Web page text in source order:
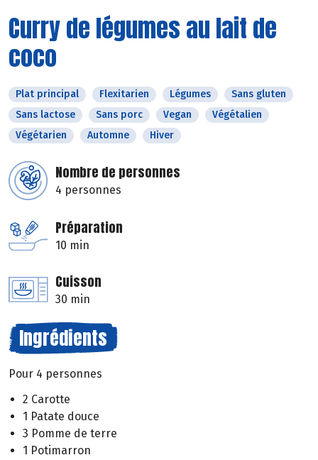
Curry de légumes au lait de
coco
Plat principal Flexitarien Légumes
Sans gluten
Sans lactose
Sans porc Vegan
Végétalien
Végétarien
Automne Hiver
Nombre de personnes
4 personnes
Préparation
10 min
Cuisson
30 min
Ingrédients
Pour 4 personnes
2 Carotte
1 Patate douce
3 Pomme de terre
1 Potimarron